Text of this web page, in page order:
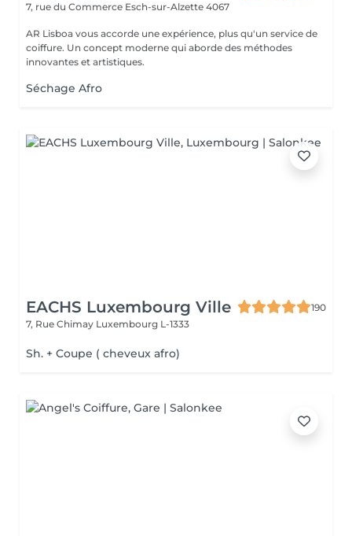
7, rue du Commerce Esch-sur-Alzette 4067
AR Lisboa vous accorde une expérience, plus qu'un service de
coiffure. Un concept moderne qui aborde des méthodes
innovantes et artistiques.
Séchage Afro
EACHS Luxembourg Ville
190
7, Rue Chimay Luxembourg L-1333
Sh. + Coupe ( cheveux afro)